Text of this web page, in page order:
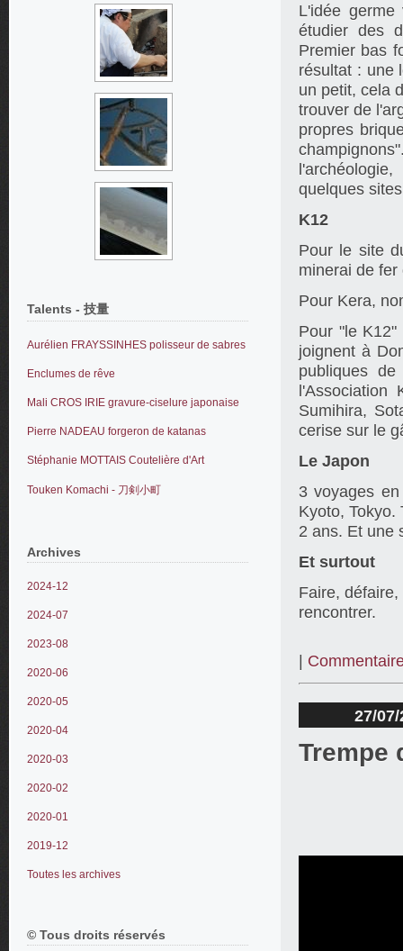
Talents - 技量
Aurélien FRAYSSINHES polisseur de sabres
Enclumes de rêve
Mali CROS IRIE gravure-ciselure japonaise
Pierre NADEAU forgeron de katanas
Stéphanie MOTTAIS Coutelière d'Art
Touken Komachi - 刀剣小町
Archives
2024-12
2024-07
2023-08
2020-06
2020-05
2020-04
2020-03
2020-02
2020-01
2019-12
Toutes les archives
© Tous droits réservés
L'idée
étudier des
Premier bas
résultat : une
un petit, cela
trouver de
propres
quelques
K12
Pour le site
minerai de fer
Pour Kera,
Pour "le K12"
joignent à
publiques
l'Association
Sumihira,
cerise sur le
Le Japon
3 voyages
Kyoto,
2 ans. Et une
Et surtout
Faire,
rencontrer.
|
27/07/
Trempe